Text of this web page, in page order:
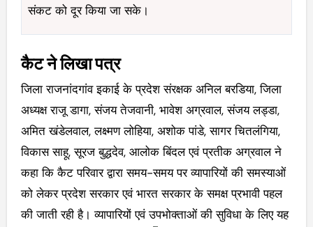
संकट को दूर किया जा सके।
कैट ने लिखा पत्र
जिला राजनांदगांव इकाई के प्रदेश संरक्षक अनिल बरडिया, जिला
अध्यक्ष राजू डागा, संजय तेजवानी, भावेश अग्रवाल, संजय लड्डा,
अमित खंडेलवाल, लक्ष्मण लोहिया, अशोक पांडे, सागर चितलंगिया,
विकास साहू, सूरज बुद्धदेव, आलोक बिंदल एवं प्रतीक अग्रवाल ने
कहा कि कैट परिवार द्वारा समय-समय पर व्यापारियों की समस्याओं
को लेकर प्रदेश सरकार एवं भारत सरकार के समक्ष प्रभावी पहल
की जाती रही है। व्यापारियों एवं उपभोक्ताओं की सुविधा के लिए यह